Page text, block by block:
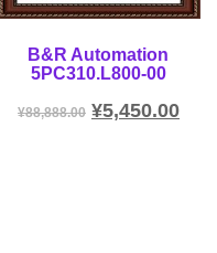
B&R Automation
5PC310.L800-00
¥88,888.00 ¥5,450.00